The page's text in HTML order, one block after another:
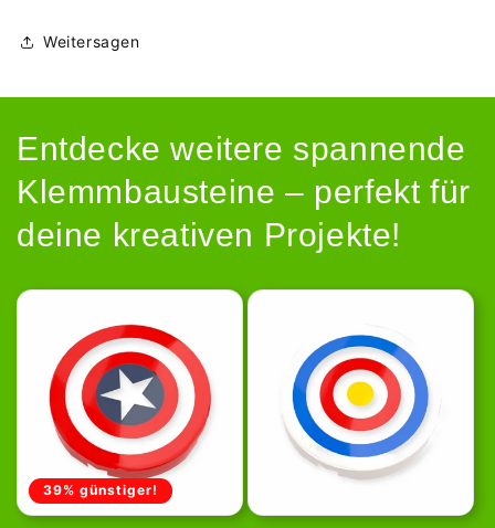
Weitersagen
Entdecke weitere spannende
Klemmbausteine – perfekt für
deine kreativen Projekte!
39% günstiger!